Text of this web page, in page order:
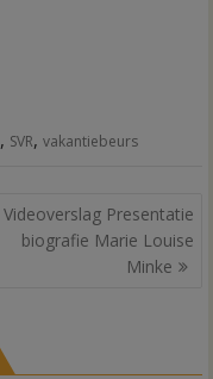
, SVR,vakantiebeurs
Videoverslag Presentatie
biografie Marie Louise
Minke